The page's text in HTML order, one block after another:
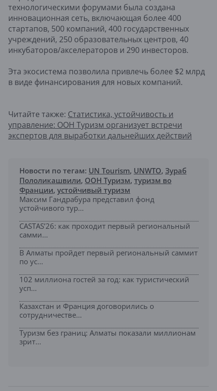
технологическими форумами была создана
инновационная сеть, включающая более 400
стартапов, 500 компаний, 400 государственных
учреждений, 250 образовательных центров, 40
инкубаторов/акселераторов и 290 инвесторов.
Эта экосистема позволила привлечь более $2 млрд
в виде финансирования для новых компаний.
Читайте также: Статистика, устойчивость и
управление: ООН Туризм организует встречи
экспертов для выработки дальнейших действий
Новости по тегам: UN Tourism, UNWTO, Зураб
Пололикашвили, ООН Туризм, туризм во
Франции, устойчивый туризм
Максим Гандрабура представил фонд
устойчивого тур...
CASTAS’26: как проходит первый региональный
самми...
В Алматы пройдет первый региональный саммит
по ус...
102 миллиона гостей за год: как туристический
усп...
Казахстан и Франция договорились о
сотрудничестве...
Туризм без границ: Алматы показали миллионам
зрит...